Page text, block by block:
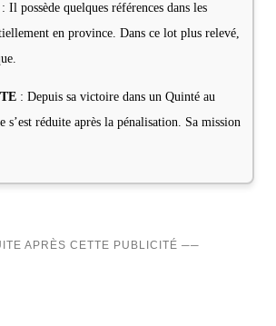
: Il possède quelques références dans les
en province. Dans ce lot plus relevé,
: Depuis sa victoire dans un Quinté au
s’est réduite après la pénalisation. Sa mission
APRÈS CETTE PUBLICITÉ ──